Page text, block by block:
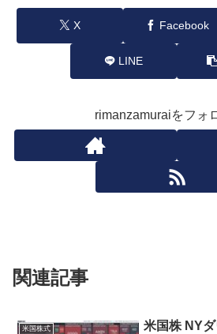
X Facebook
LINE
rimanzamuraiをフォ
関連記事
米国株式
米国株 NYダ